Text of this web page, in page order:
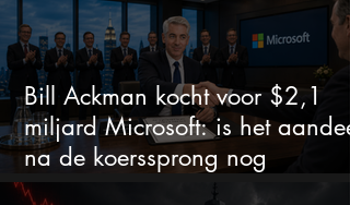
Bill Ackman kocht voor $2,1
miljard Microsoft: is het aandeel
na de koerssprong nog
aantrekkelijk?